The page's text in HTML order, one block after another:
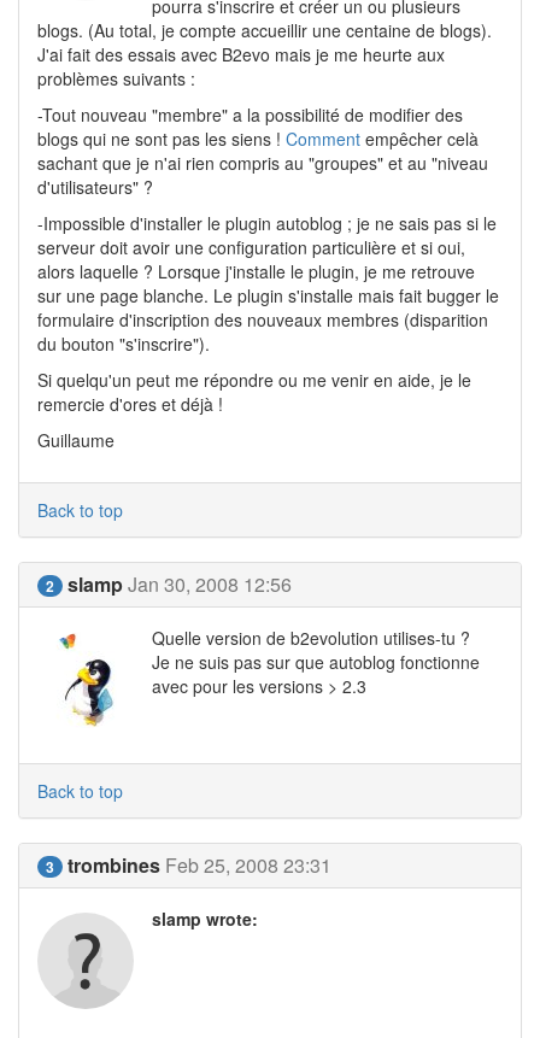
pourra s'inscrire et créer un ou plusieurs
blogs. (Au total, je compte accueillir une centaine de blogs).
J'ai fait des essais avec B2evo mais je me heurte aux
problèmes suivants :
-Tout nouveau "membre" a la possibilité de modifier des
blogs qui ne sont pas les siens ! Comment empêcher celà
sachant que je n'ai rien compris au "groupes" et au "niveau
d'utilisateurs" ?
-Impossible d'installer le plugin autoblog ; je ne sais pas si le
serveur doit avoir une configuration particulière et si oui,
alors laquelle ? Lorsque j'installe le plugin, je me retrouve
sur une page blanche. Le plugin s'installe mais fait bugger le
formulaire d'inscription des nouveaux membres (disparition
du bouton "s'inscrire").
Si quelqu'un peut me répondre ou me venir en aide, je le
remercie d'ores et déjà !
Guillaume
Back to top
2 slampJan 30, 2008 12:56
Quelle version de b2evolution utilises-tu ?
Je ne suis pas sur que autoblog fonctionne
avec pour les versions > 2.3
Back to top
3 trombines Feb 25, 2008 23:31
slamp wrote: